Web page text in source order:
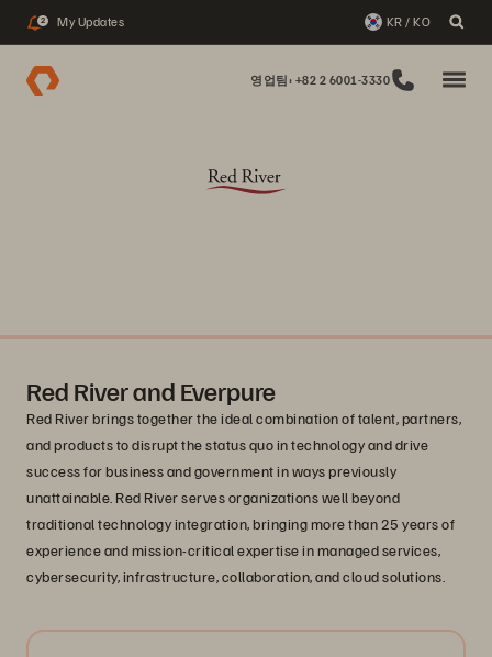
2 My Updates KR / KO
영업팀: +82 2 6001-3330
Red River and Everpure
Red River brings together the ideal combination of talent, partners,
and products to disrupt the status quo in technology and drive
success for business and government in ways previously
unattainable. Red River serves organizations well beyond
traditional technology integration, bringing more than 25 years of
experience and mission-critical expertise in managed services,
cybersecurity, infrastructure, collaboration, and cloud solutions.